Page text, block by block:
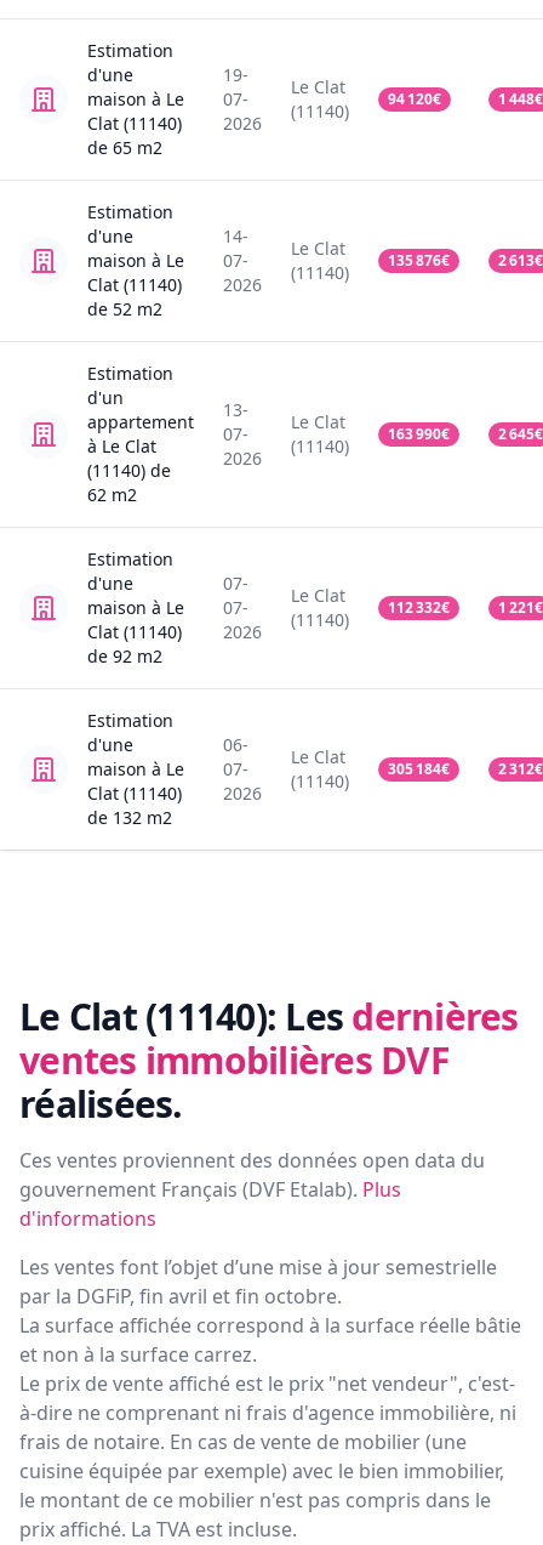
Estimation
d'une
maison à Le
Clat (11140)
de 65 m2
19-
07-
2026
Le Clat
(11140)
94 120€ 1 448€
Estimation
d'une
maison à Le
Clat (11140)
de 52 m2
14-
07-
2026
Le Clat
(11140)
135 876€ 2 613€
Estimation
d'un
appartement
à Le Clat
(11140) de
62 m2
13-
07-
2026
Le Clat
(11140)
163 990€ 2 645€
Estimation
d'une
maison à Le
Clat (11140)
de 92 m2
07-
07-
2026
Le Clat
(11140)
112 332€ 1 221€
Estimation
d'une
maison à Le
Clat (11140)
de 132 m2
06-
07-
2026
Le Clat
(11140)
305 184€ 2 312€
Le Clat (11140): Lesdernières
ventes immobilières DVF
réalisées.
Ces ventes proviennent des données open data du
gouvernement Français (DVF Etalab). Plus
d'informations
Les ventes font l’objet d’une mise à jour semestrielle
par la DGFiP, fin avril et fin octobre.
La surface affichée correspond à la surface réelle bâtie
et non à la surface carrez.
Le prix de vente affiché est le prix "net vendeur", c'est-
à-dire ne comprenant ni frais d'agence immobilière, ni
frais de notaire. En cas de vente de mobilier (une
cuisine équipée par exemple) avec le bien immobilier,
le montant de ce mobilier n'est pas compris dans le
prix affiché. La TVA est incluse.